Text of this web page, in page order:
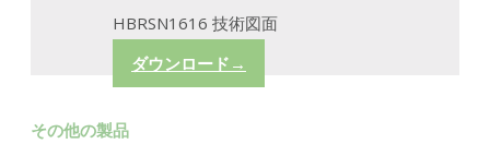
HBRSN1616 技術図面
ダウンロード→
その他の製品